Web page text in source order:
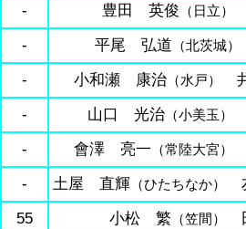
- 豊田 英俊 （日立）
- 平尾 弘道 （北茨城）
- 小和瀬 康治（水戸）
- 山口 光治（小美玉）
- 會澤 亮一 （常陸大宮）
- 土屋 直輝 （ひたちなか）
55 小松 繁 （笠間）